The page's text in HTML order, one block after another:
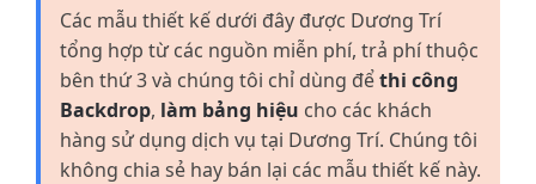
Các mẫu thiết kế dưới đây được Dương Trí
tổng hợp từ các nguồn miễn phí, trả phí thuộc
bên thứ 3 và chúng tôi chỉ dùng đểthi công
Backdrop, làm bảng hiệu cho các khách
hàng sử dụng dịch vụ tại Dương Trí. Chúng tôi
không chia sẻ hay bán lại các mẫu thiết kế này.